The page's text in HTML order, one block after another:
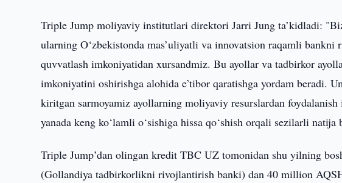
Triple Jump moliyaviy institutlari direktori Jarri Jung ta’kidladi:
ularning O‘zbekistonda mas’uliyatli va innovatsion raqamli
quvvatlash imkoniyatidan xursandmiz. Bu ayollar va tadbirkor
imkoniyatini oshirishga alohida e’tibor qaratishga yordam beradi.
kiritgan sarmoyamiz ayollarning moliyaviy resurslardan
yanada keng ko‘lamli o‘sishiga hissa qo‘shish orqali sezilarli natija
Triple Jump’dan olingan kredit TBC UZ tomonidan shu yilning
(Gollandiya tadbirkorlikni rivojlantirish banki) dan 40 million